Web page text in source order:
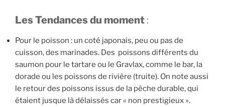
Les Tendances du moment :
Pour le poisson : un coté japonais, peu ou pas de
cuisson, des marinades. Des poissons différents du
saumon pour le tartare ou le Gravlax, comme le bar, la
dorade ou les poissons de rivière (truite). On note aussi
le retour des poissons issus de la pêche durable, qui
étaient jusque là délaissés car « non prestigieux ».